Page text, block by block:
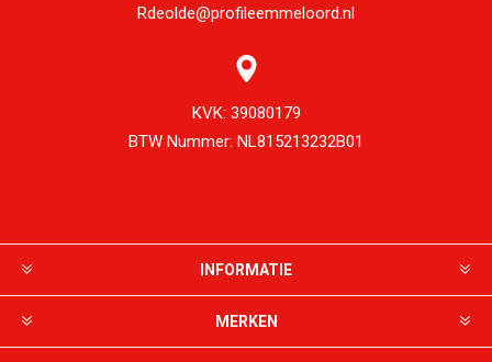
Rdeolde@profileemmeloord.nl
KVK: 39080179
BTW Nummer: NL815213232B01
INFORMATIE
MERKEN